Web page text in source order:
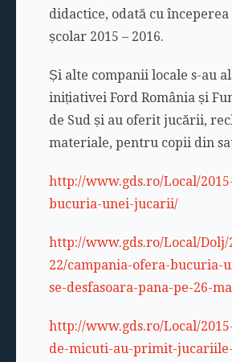
didactice, odată cu
școlar 2015 – 2016.
Și alte companii locale s-au
inițiativei Ford România și
de Sud și au oferit jucării,
materiale, pentru copii din
http://www.gds.ro/Local/
bucuria-unei-jucarii/
http://www.gds.ro/Local/Dolj/
22/campania-ofera-bucuria-
se-desfasoara-pana-pe-26-
http://www.gds.ro/Local/
de-micuti-au-primit-